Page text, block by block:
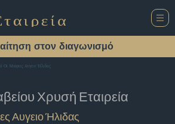
στον διαγωνισμό
Οι Μουριες Αυγειο Ήλιδας
Χρυσή Εταιρεία
Αυγειο Ήλιδας